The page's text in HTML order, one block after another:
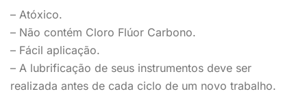
– Atóxico.
– Não contém Cloro Flúor Carbono.
– Fácil aplicação.
– A lubrificação de seus instrumentos deve ser
realizada antes de cada ciclo de um novo trabalho.